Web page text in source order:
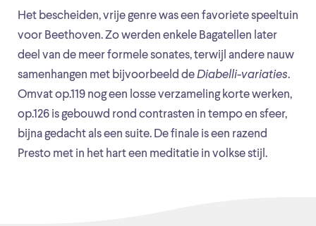
Het bescheiden, vrije genre was een favoriete speeltuin
voor Beethoven. Zo werden enkele Bagatellen later
deel van de meer formele sonates, terwijl andere nauw
samenhangen met bijvoorbeeld deDiabelli-variaties.
Omvat op.119 nog een losse verzameling korte werken,
op.126 is gebouwd rond contrasten in tempo en sfeer,
bijna gedacht als een suite. De finale is een razend
Presto met in het hart een meditatie in volkse stijl.